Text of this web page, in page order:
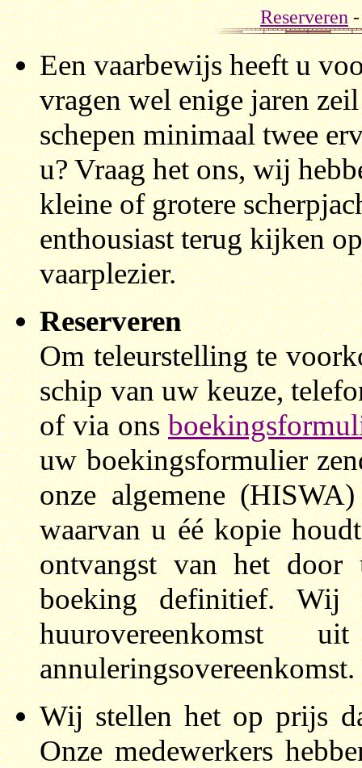
Reserveren-
Een vaarbewijs heeft u
vragen wel enige jaren
schepen minimaal twee
u? Vraag het ons, wij
kleine of grotere
enthousiast terug kijken
vaarplezier.
Reserveren
Om teleurstelling te
schip van uw keuze,
of via ons
uw boekingsformulier
onze algemene
waarvan u éé kopie
ontvangst van het door
boeking definitief. Wij
annuleringsovereenkomst.
Wij stellen het op prijs
Onze medewerkers